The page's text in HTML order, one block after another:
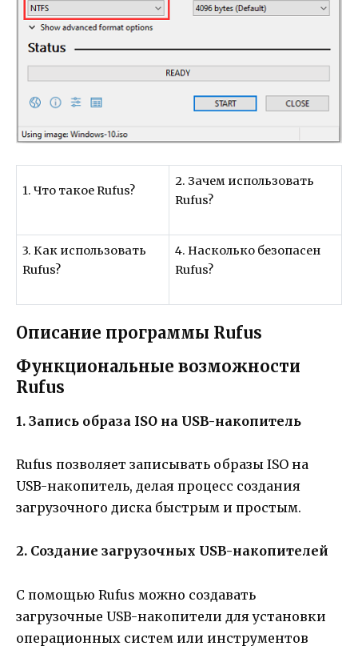
1. Что такое Rufus?
2. Зачем использовать
Rufus?
3. Как использовать
Rufus?
4. Насколько безопасен
Rufus?
Описание программы Rufus
Функциональные возможности
Rufus
1. Запись образа ISO на USB-накопитель
Rufus позволяет записывать образы ISO на
USB-накопитель, делая процесс создания
загрузочного диска быстрым и простым.
2. Создание загрузочных USB-накопителей
С помощью Rufus можно создавать
загрузочные USB-накопители для установки
операционных систем или инструментов